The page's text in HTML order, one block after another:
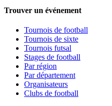
Trouver un événement
Tournois de football
Tournois de sixte
Tournois futsal
Stages de football
Par région
Par département
Organisateurs
Clubs de football